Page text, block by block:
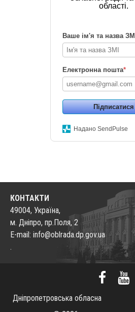
області.
Ваше ім'я та назва ЗМІ
Електронна пошта*
Підписатися
Надано SendPulse
КОНТАКТИ
49004, Україна,
м. Дніпро, пр.Поля, 2
E-mail: info@oblrada.dp.gov.ua
.
Дніпропетровська обласна